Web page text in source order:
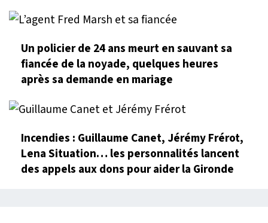
Un policier de 24 ans meurt en sauvant sa
fiancée de la noyade, quelques heures
après sa demande en mariage
Incendies : Guillaume Canet, Jérémy Frérot,
Lena Situation… les personnalités lancent
des appels aux dons pour aider la Gironde